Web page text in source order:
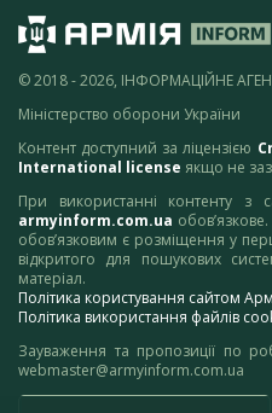
© 2018 - 2026, ІНФОРМАЦІЙНЕ
Міністерство оборони України
Контент доступний за ліцензією
International license якщо не
При використанні контенту з
armyinform.com.ua
обов’язковим є розміщення у
відкритого для пошукових
матеріал.
Політика користування сайтом
Політика використання файлів
Зауваження та пропозиції по
webmaster@armyinform.com.ua